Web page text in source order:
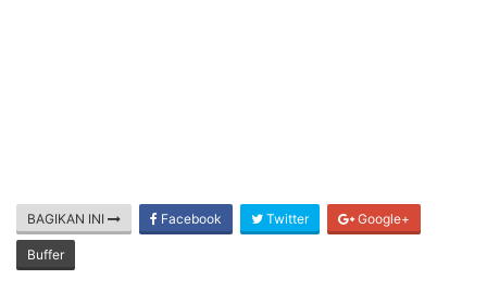
BAGIKAN INI Facebook Twitter Google+
Buffer